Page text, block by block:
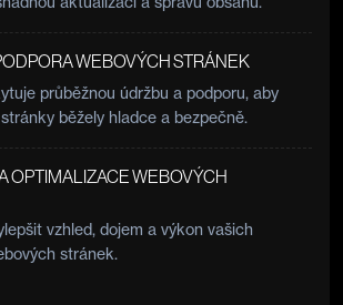
WEBOVÝCH STRÁNEK
průběžnou údržbu a podporu, aby
běžely hladce a bezpečně.
OPTIMALIZACE WEBOVÝCH
vzhled, dojem a výkon vašich
stránek.